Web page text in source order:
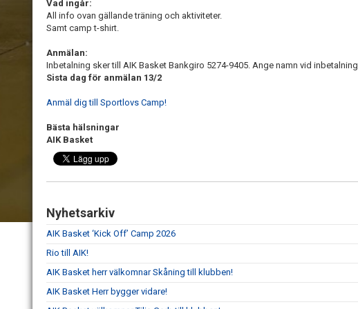
Vad ingår:
All info ovan gällande träning och aktiviteter.
Samt camp t-shirt.
Anmälan:
Inbetalning sker till AIK Basket Bankgiro 5274-9405. Ange namn vid inbetalning.
Sista dag för anmälan 13/2
Anmäl dig till Sportlovs Camp!
Bästa hälsningar
AIK Basket
Nyhetsarkiv
AIK Basket ‘Kick Off’ Camp 2026
Rio till AIK!
AIK Basket herr välkomnar Skåning till klubben!
AIK Basket Herr bygger vidare!